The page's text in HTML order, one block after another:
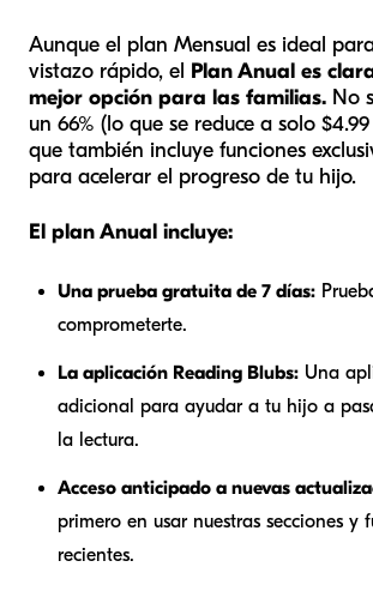
Aunque el plan Mensual es ideal
vistazo rápido, el Plan Anual es
mejor opción para las familias. No
un 66% (lo que se reduce a solo
que también incluye funciones
para acelerar el progreso de tu hijo.
El plan Anual incluye:
Una prueba gratuita de 7 días:
comprometerte.
La aplicación Reading Blubs: Una
adicional para ayudar a tu hijo a
la lectura.
Acceso anticipado a nuevas
primero en usar nuestras secciones y
recientes.